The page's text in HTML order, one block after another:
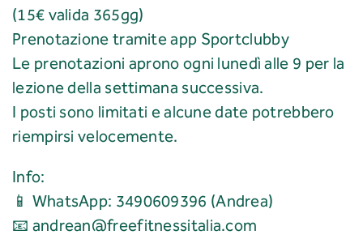
(15€ valida 365gg)
Prenotazione tramiteapp Sportclubby
Le prenotazioni aprono ogni lunedì alle 9 per la
lezione della settimana successiva.
I posti sono limitati e alcune date potrebbero
riempirsi velocemente.
Info:
📱 WhatsApp: 3490609396 (Andrea)
📧 andrean@freefitnessitalia.com